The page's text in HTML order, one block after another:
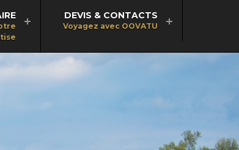
DEVIS & CONTACTS
Voyagez avec OOVATU